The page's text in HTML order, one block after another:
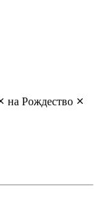
на Рождество